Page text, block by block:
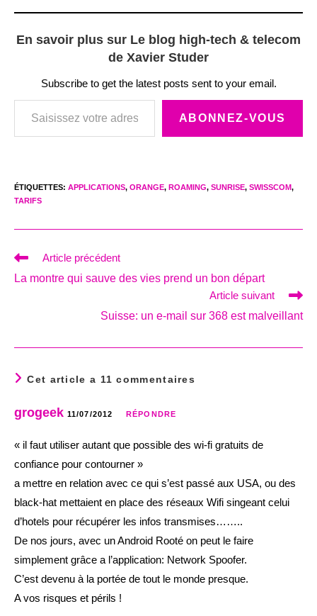
En savoir plus sur Le blog high-tech & telecom
de Xavier Studer
Subscribe to get the latest posts sent to your email.
Saisissez votre adresse e-mail…
ABONNEZ-VOUS
ÉTIQUETTES: APPLICATIONS, ORANGE, ROAMING, SUNRISE, SWISSCOM,
TARIFS
Read
articles
Article précédent
La montre qui sauve des vies prend un bon départ
Article suivant
Suisse: un e-mail sur 368 est malveillant
Cet article a 11 commentaires
grogeek 11/07/2012 RÉPONDRE
« il faut utiliser autant que possible des wi-fi gratuits de
confiance pour contourner »
a mettre en relation avec ce qui s’est passé aux USA, ou des
black-hat mettaient en place des réseaux Wifi singeant celui
d’hotels pour récupérer les infos transmises……..
De nos jours, avec un Android Rooté on peut le faire
simplement grâce a l’application: Network Spoofer.
C’est devenu à la portée de tout le monde presque.
A vos risques et périls !